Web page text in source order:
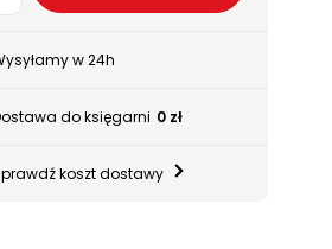
w 24h
do księgarni 0 zł
koszt dostawy